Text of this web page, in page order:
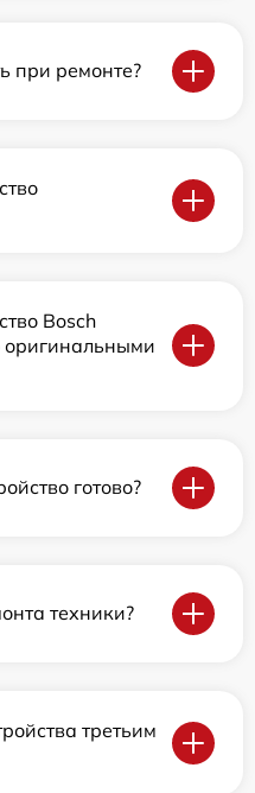
при ремонте?
Bosch
оригинальными
готово?
техники?
третьим